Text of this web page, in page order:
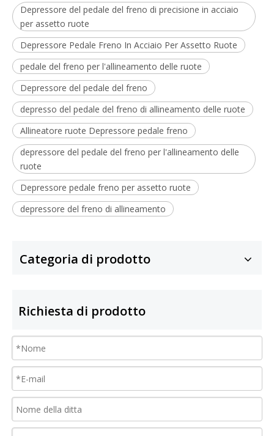
Depressore del pedale del freno di precisione in acciaio
per assetto ruote
Depressore Pedale Freno In Acciaio Per Assetto Ruote
pedale del freno per l'allineamento delle ruote
Depressore del pedale del freno
depresso del pedale del freno di allineamento delle ruote
Allineatore ruote Depressore pedale freno
depressore del pedale del freno per l'allineamento delle
ruote
Depressore pedale freno per assetto ruote
depressore del freno di allineamento
Categoria di prodotto
Richiesta di prodotto